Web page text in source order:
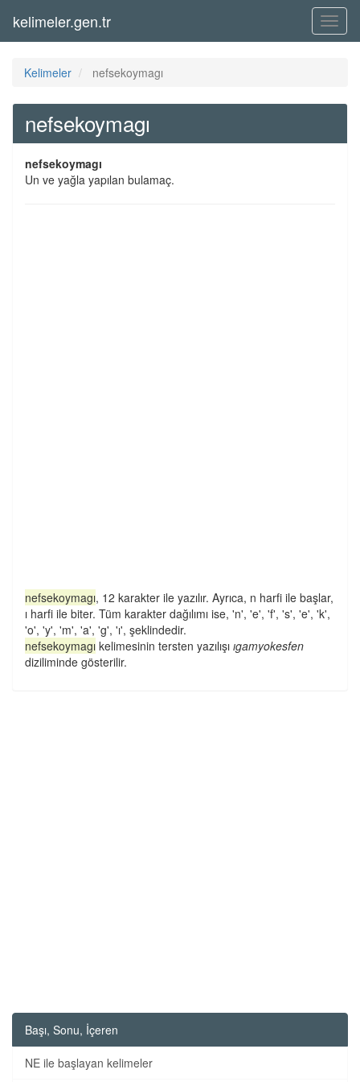
Menü
kelimeler.gen.tr
Kelimeler nefsekoymagı
nefsekoymagı
nefsekoymagı
Un ve yağla yapılan bulamaç.
nefsekoymagı, 12 karakter ile yazılır. Ayrıca, n harfi ile başlar,
ı harfi ile biter. Tüm karakter dağılımı ise, 'n', 'e', 'f', 's', 'e', 'k',
'o', 'y', 'm', 'a', 'g', 'ı', şeklindedir.
nefsekoymagı kelimesinin tersten yazılışı ıgamyokesfen
diziliminde gösterilir.
Başı, Sonu, İçeren
NE ile başlayan kelimeler